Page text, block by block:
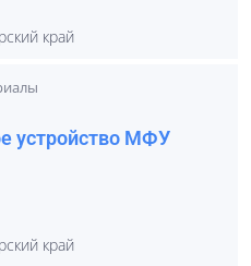
край
устройство МФУ
край